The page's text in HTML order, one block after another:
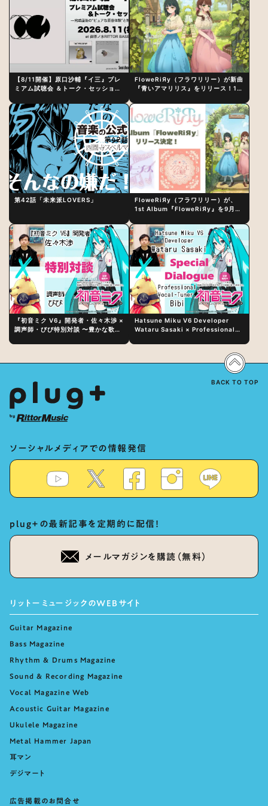
【8/11開催】原口沙輔『イ三』プレ
ミアム試聴会 ＆トーク・セッション
制作秘話
FloweRiЯy（フラワリリー）が新曲
『青いアマリリス』をリリース！1st
第42話「未来派LOVERS」
FloweRiЯy（フラワリリー）が、
1st Album『FloweRiЯy』を9月23
『初音ミク V6』開発者・佐々木渉 ×
調声師・びび特別対談 〜豊かな歌声
Hatsune Miku V6 Developer
Wataru Sasaki × Professional
Vocal Expression Lies in “Love
for the singing characters” and
ソーシャルメディアでの情報発信
plug+の最新記事を定期的に配信！
メールマガジンを購読（無料）
リットーミュージックのWEBサイト
Guitar Magazine
Bass Magazine
Rhythm & Drums Magazine
Sound & Recording Magazine
Vocal Magazine Web
Acoustic Guitar Magazine
Ukulele Magazine
Metal Hammer Japan
耳マン
デジマート
広告掲載のお問合せ
BACK TO TOP